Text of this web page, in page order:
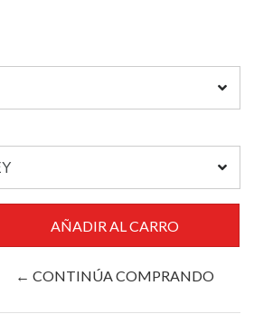
← CONTINÚA COMPRANDO